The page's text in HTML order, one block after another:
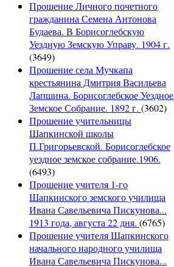
Прошение Личного почетного
гражданина Семена Антонова
Будаева. В Борисоглебскую
Уездную Земскую Управу. 1904 г.
(3649)
Прошение села Мучкапа
крестьянина Дмитрия Васильева
Лапшина. Борисоглебское Уездное
Земское Собрание. 1892 г. (3602)
Прошение учительницы
Шапкинской школы
П.Григорьевской. Борисоглебское
уездное земское собрание.1906.
(6493)
Прошение учителя 1-го
Шапкинского земского училища
Ивана Савельевича Пискунова...
1913 года, августа 22 дня. (6765)
Прошение учителя Шапкинского
начального народного училища
Ивана Савельевича Пискунова...